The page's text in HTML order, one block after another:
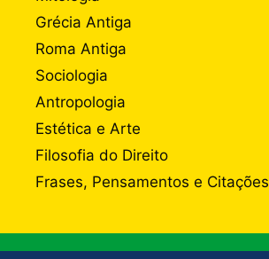
Grécia Antiga
Roma Antiga
Sociologia
Antropologia
Estética e Arte
Filosofia do Direito
Frases, Pensamentos e Citações